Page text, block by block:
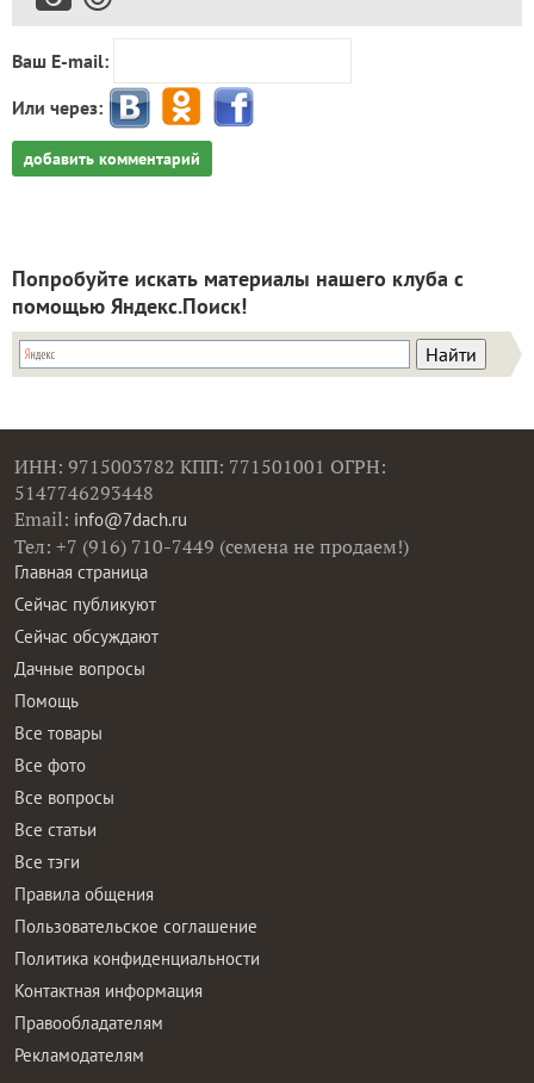
Ваш E-mail:
Или через:
добавить комментарий
Попробуйте искать материалы нашего клуба с
помощью Яндекс.Поиск!
ИНН: 9715003782 КПП: 771501001 ОГРН:
5147746293448
Email: info@7dach.ru
Тел: +7 (916) 710-7449 (семена не продаем!)
Главная страница
Сейчас публикуют
Сейчас обсуждают
Дачные вопросы
Помощь
Все товары
Все фото
Все вопросы
Все статьи
Все тэги
Правила общения
Пользовательское соглашение
Политика конфиденциальности
Контактная информация
Правообладателям
Рекламодателям